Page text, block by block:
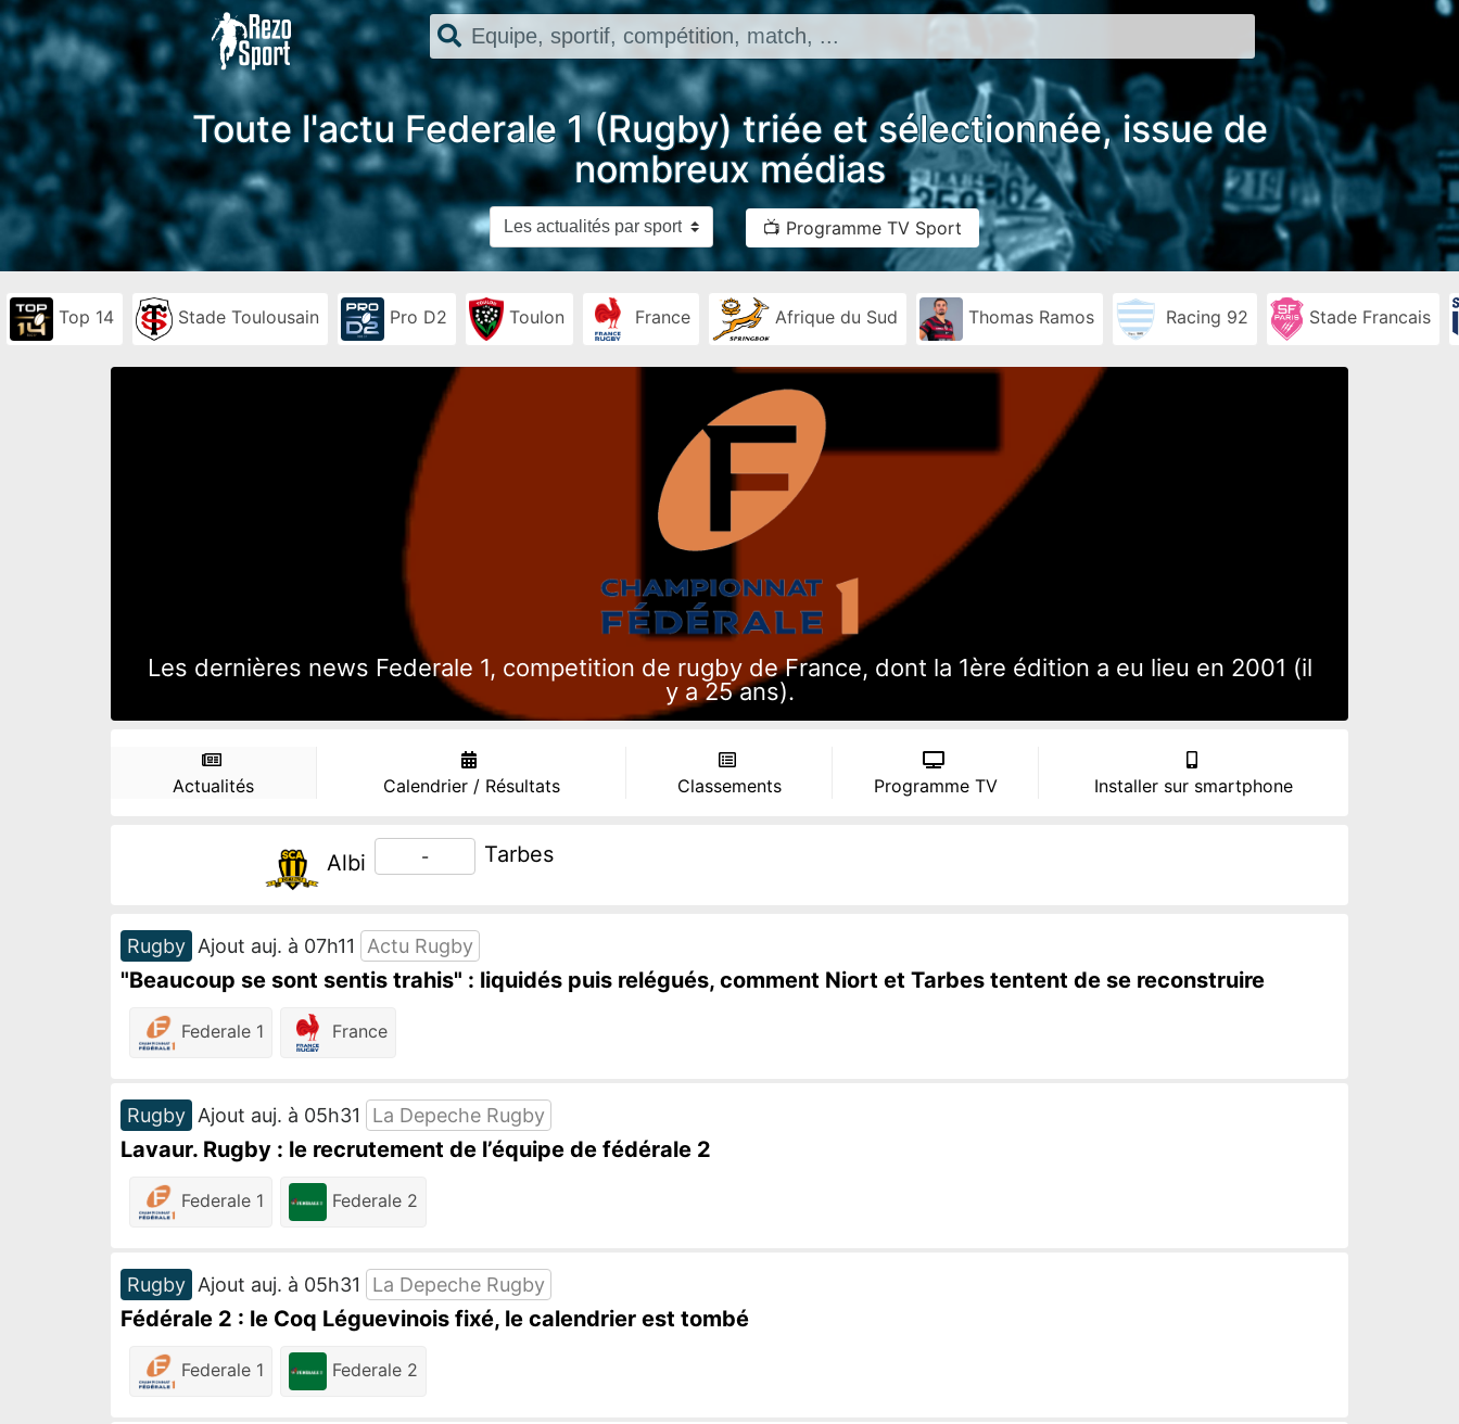
Toute l'actu Federale 1 (Rugby) triée et sélectionnée, issue de
nombreux médias
📺 Programme TV Sport
Top 14 Stade Toulousain Pro D2 Toulon France Afrique du Sud Thomas Ramos Racing 92 Stade Francais
Les dernières news Federale 1, competition de rugby de France, dont la 1ère édition a eu lieu en 2001 (il
y a 25 ans).
Actualités Calendrier / Résultats Classements Programme TV Installer sur smartphone
Albi - Tarbes
Rugby Ajout auj. à 07h11 Actu Rugby
"Beaucoup se sont sentis trahis" : liquidés puis relégués, comment Niort et Tarbes tentent de se reconstruire
Federale 1 France
Rugby Ajout auj. à 05h31 La Depeche Rugby
Lavaur. Rugby : le recrutement de l’équipe de fédérale 2
Federale 1 Federale 2
Rugby Ajout auj. à 05h31 La Depeche Rugby
Fédérale 2 : le Coq Léguevinois fixé, le calendrier est tombé
Federale 1 Federale 2